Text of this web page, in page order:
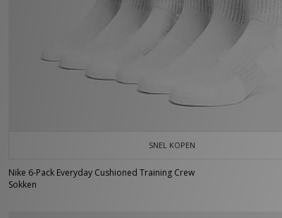
SNEL KOPEN
Nike 6-Pack Everyday Cushioned Training Crew
Sokken